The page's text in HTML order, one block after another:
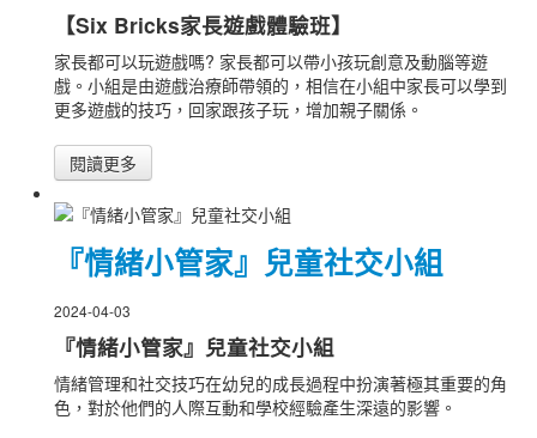
【Six Bricks家長遊戲體驗班】
家長都可以玩遊戲嗎? 家長都可以帶小孩玩創意及動腦等遊
戲。小組是由遊戲治療師帶領的，相信在小組中家長可以學到
更多遊戲的技巧，回家跟孩子玩，增加親子關係。
閱讀更多
『情緒小管家』兒童社交小組
2024-04-03
『情緒小管家』兒童社交小組
情緒管理和社交技巧在幼兒的成長過程中扮演著極其重要的角
色，對於他們的人際互動和學校經驗產生深遠的影響。